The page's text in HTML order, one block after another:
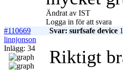
Ändrat av IST
Logga in för att svara
#110669
Svar: surfsafe device
linnjonson
Inlägg: 34
Riktigt